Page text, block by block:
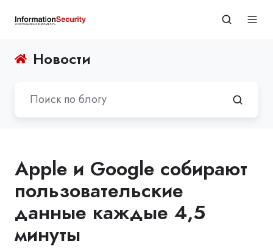
Новости
Apple и Google собирают
пользовательские
данные каждые 4,5
минуты